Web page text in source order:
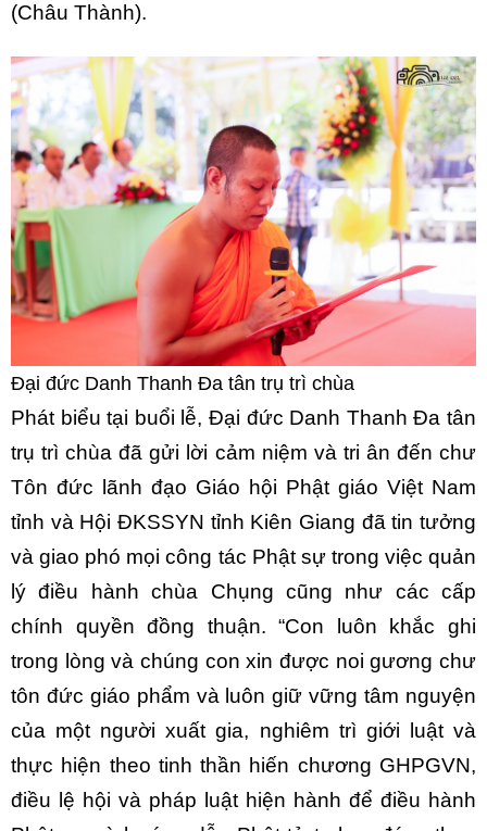
(Châu Thành).
Đại đức Danh Thanh Đa tân trụ trì chùa
Phát biểu tại buổi lễ, Đại đức Danh Thanh Đa tân
trụ trì chùa đã gửi lời cảm niệm và tri ân đến chư
Tôn đức lãnh đạo Giáo hội Phật giáo Việt Nam
tỉnh và Hội ĐKSSYN tỉnh Kiên Giang đã tin tưởng
và giao phó mọi công tác Phật sự trong việc quản
lý điều hành chùa Chụng cũng như các cấp
chính quyền đồng thuận. “Con luôn khắc ghi
trong lòng và chúng con xin được noi gương chư
tôn đức giáo phẩm và luôn giữ vững tâm nguyện
của một người xuất gia, nghiêm trì giới luật và
thực hiện theo tinh thần hiến chương GHPGVN,
điều lệ hội và pháp luật hiện hành để điều hành